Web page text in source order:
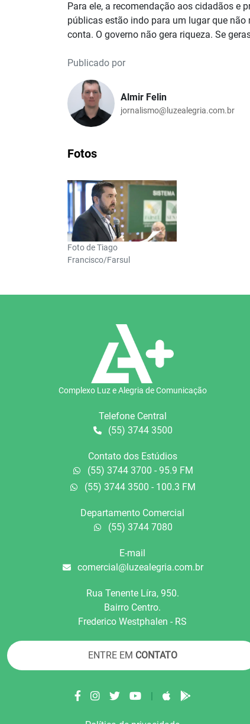
Para ele, a recomendação aos cidadãos e
públicas estão indo para um lugar que não
conta. O governo não gera riqueza. Se
Publicado por
Almir Felin
jornalismo@luzealegria.com.br
Fotos
Foto de Tiago
Francisco/Farsul
Complexo Luz e Alegria de Comunicação
Telefone Central
(55) 3744 3500
Contato dos Estúdios
(55) 3744 3700 - 95.9 FM
(55) 3744 3500 - 100.3 FM
Departamento Comercial
(55) 3744 7080
E-mail
comercial@luzealegria.com.br
Rua Tenente Líra, 950.
Bairro Centro.
Frederico Westphalen - RS
ENTRE EM CONTATO
|